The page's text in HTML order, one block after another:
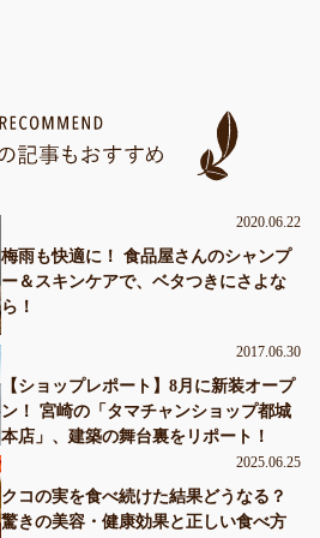
2020.06.22
梅雨も快適に！ 食品屋さんのシャンプ
ー＆スキンケアで、ベタつきにさよな
ら！
2017.06.30
【ショップレポート】8月に新装オープ
ン！ 宮崎の「タマチャンショップ都城
本店」、建築の舞台裏をリポート！
2025.06.25
クコの実を食べ続けた結果どうなる？
驚きの美容・健康効果と正しい食べ方